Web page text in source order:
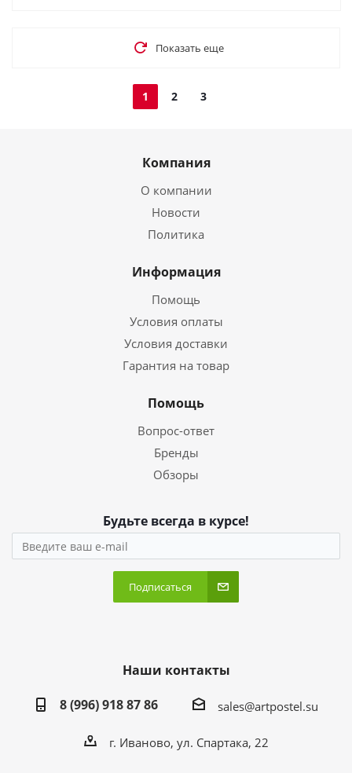
Показать еще
1 2 3
Компания
О компании
Новости
Политика
Информация
Помощь
Условия оплаты
Условия доставки
Гарантия на товар
Помощь
Вопрос-ответ
Бренды
Обзоры
Будьте всегда в курсе!
Подписаться
Наши контакты
8 (996) 918 87 86
sales@artpostel.su
г. Иваново, ул. Спартака, 22